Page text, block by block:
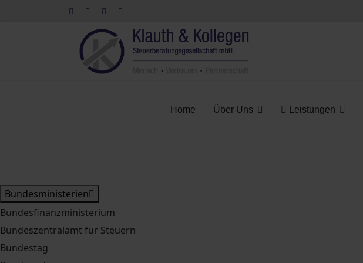
Home Über Uns Leistungen
Bundesministerien
Bundesfinanzministerium
Bundeszentralamt für Steuern
Bundestag